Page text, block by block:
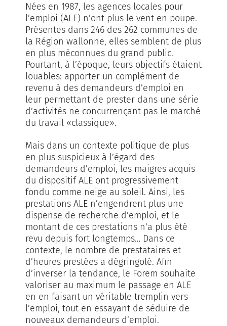
Nées en 1987, les agences locales pour
l’emploi (ALE) n’ont plus le vent en poupe.
Présentes dans 246 des 262 communes de
la Région wallonne, elles semblent de plus
en plus méconnues du grand public.
Pourtant, à l’époque, leurs objectifs étaient
louables: apporter un complément de
revenu à des demandeurs d’emploi en
leur permettant de prester dans une série
d’activités ne concurrençant pas le marché
du travail «classique».
Mais dans un contexte politique de plus
en plus suspicieux à l’égard des
demandeurs d’emploi, les maigres acquis
du dispositif ALE ont progressivement
fondu comme neige au soleil. Ainsi, les
prestations ALE n’engendrent plus une
dispense de recherche d’emploi, et le
montant de ces prestations n’a plus été
revu depuis fort longtemps… Dans ce
contexte, le nombre de prestataires et
d’heures prestées a dégringolé. Afin
d’inverser la tendance, le Forem souhaite
valoriser au maximum le passage en ALE
en en faisant un véritable tremplin vers
l’emploi, tout en essayant de séduire de
nouveaux demandeurs d’emploi.